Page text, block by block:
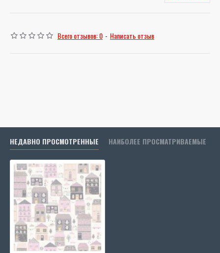
Всего отзывов: 0 - Написать отзыв
НЕДАВНО ПРОСМОТРЕННЫЕ НАИБОЛЕЕ ПРОСМАТРИВАЕМЫЕ